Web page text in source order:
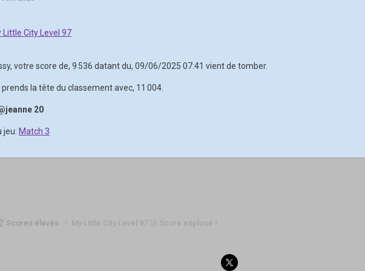
Little City Level 97
, votre score de, 9 536 datant du, 09/06/2025 07:41 vient de tomber.
prends la tête du classement avec, 11 004.
20
jeu: Match 3
Scores élevés My Little City Level 97 🚀 Score explosé !